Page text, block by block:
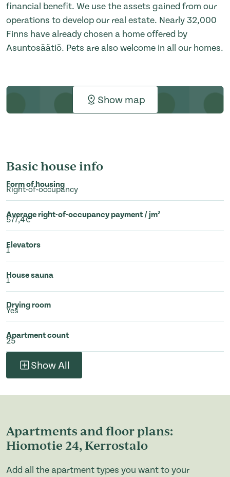
financial benefit. We use the assets gained from our
operations to develop our real estate. Nearly 32,000
Finns have already chosen a home offered by
Asuntosäätiö. Pets are also welcome in all our homes.
Show map
Basic house info
Form of housing
Right-of-occupancy
Average right-of-occupancy payment / jm²
577,4€
Elevators
1
House sauna
1
Drying room
Yes
Apartment count
25
Show All
Apartments and floor plans:
Hiomotie 24, Kerrostalo
Add all the apartment types you want to your